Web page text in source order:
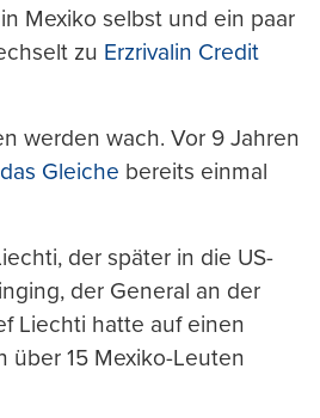
Mexiko selbst und ein paar
zu Erzrivalin Credit
werden wach. Vor 9 Jahren
Gleiche bereits einmal
der später in die US-
der General an der
Liechti hatte auf einen
über 15 Mexiko-Leuten